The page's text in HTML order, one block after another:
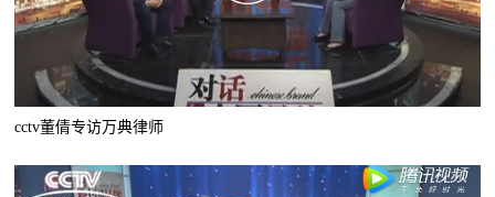
cctv董倩专访万典律师